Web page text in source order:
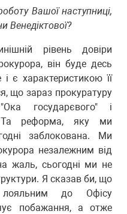
Вашої наступниці,
Венедіктової?
рівень довіри
він буде десь
є характеристикою її
що зараз прокуратуру
государєвого" і
Та реформа, яку ми
заблокована. Ми
незалежним від
на жаль, сьогодні ми не
Я сказав би, що
до Офісу
побажання, а отже